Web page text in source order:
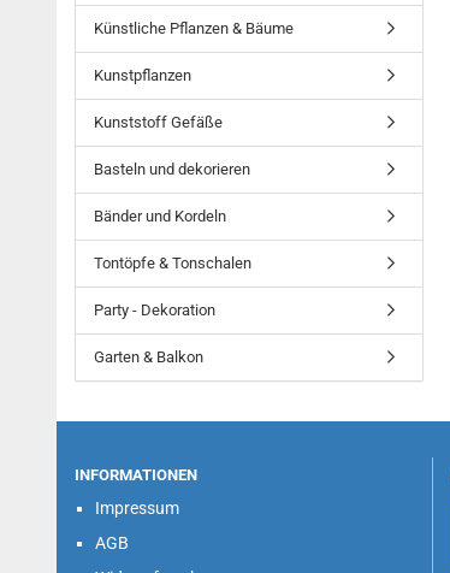
Künstliche Pflanzen & Bäume
Kunstpflanzen
Kunststoff Gefäße
Basteln und dekorieren
Bänder und Kordeln
Tontöpfe & Tonschalen
Party - Dekoration
Garten & Balkon
INFORMATIONEN
Impressum
AGB